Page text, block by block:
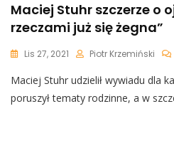
Maciej Stuhr szczerze o
rzeczami już się żegna”
Lis 27, 2021 Piotr Krzemiński
Maciej Stuhr udzielił wywiadu dla
poruszył tematy rodzinne, a w